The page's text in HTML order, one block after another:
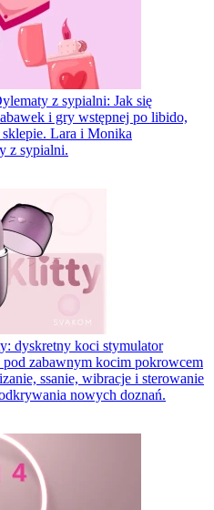
z sypialni: Jak się
i gry wstępnej po libido,
Lara i Monika
z sypialni.
dyskretny koci stymulator
zabawnym kocim pokrowcem
ssanie, wibracje i sterowanie
nowych doznań.